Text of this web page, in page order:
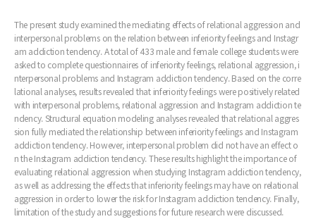
The present study examined the mediating effects of relational aggression and
interpersonal problems on the relation between inferiority feelings and Instagr
am addiction tendency. A total of 433 male and female college students were
asked to complete questionnaires of inferiority feelings, relational aggression, i
nterpersonal problems and Instagram addiction tendency. Based on the corre
lational analyses, results revealed that inferiority feelings were positively related
with interpersonal problems, relational aggression and Instagram addiction te
ndency. Structural equation modeling analyses revealed that relational aggres
sion fully mediated the relationship between inferiority feelings and Instagram
addiction tendency. However, interpersonal problem did not have an effect o
n the Instagram addiction tendency. These results highlight the importance of
evaluating relational aggression when studying Instagram addiction tendency,
as well as addressing the effects that inferiority feelings may have on relational
aggression in order to lower the risk for Instagram addiction tendency. Finally,
limitation of the study and suggestions for future research were discussed.